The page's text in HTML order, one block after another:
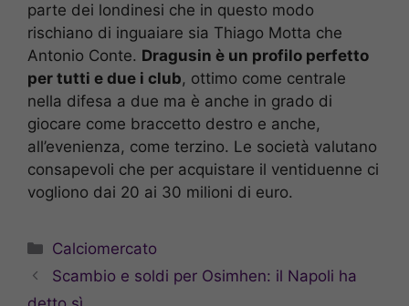
parte dei londinesi che in questo modo
rischiano di inguaiare sia Thiago Motta che
Antonio Conte. Dragusin è un profilo perfetto
per tutti e due i club, ottimo come centrale
nella difesa a due ma è anche in grado di
giocare come braccetto destro e anche,
all’evenienza, come terzino. Le società valutano
consapevoli che per acquistare il ventiduenne ci
vogliono dai 20 ai 30 milioni di euro.
Categorie
Calciomercato
Scambio e soldi per Osimhen: il Napoli ha